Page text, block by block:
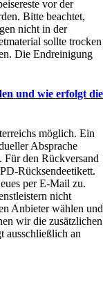
vor der
Bitte beachtet,
nicht in der
sollte trocken
Die Endreinigung
und wie erfolgt die
möglich. Ein
Absprache
den Rückversand
Rücksendeetikett.
per E-Mail zu.
nicht
Anbieter wählen und
wir die zusätzlichen
ausschließlich an